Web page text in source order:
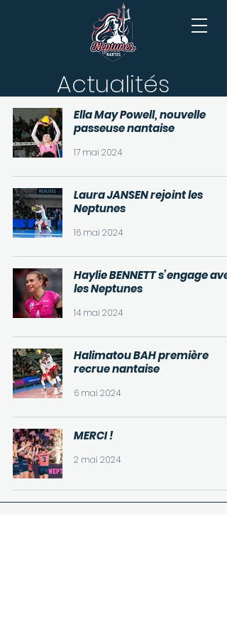
Actualités
Ella May Powell, nouvelle
passeuse nantaise
17 mai 2024
Laura JANSEN rejoint les
Neptunes
16 mai 2024
Haylie BENNETT s’engage
les Neptunes
14 mai 2024
Halimatou BAH première
recrue nantaise
6 mai 2024
MERCI !
2 mai 2024